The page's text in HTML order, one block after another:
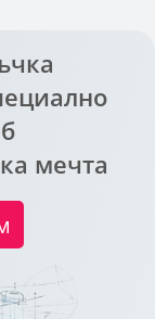
мечта